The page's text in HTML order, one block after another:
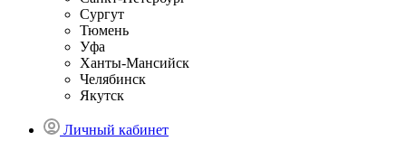
Сургут
Тюмень
Уфа
Ханты-Мансийск
Челябинск
Якутск
Личный кабинет